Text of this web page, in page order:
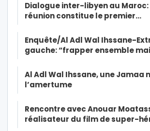
Dialogue inter-libyen au Maroc:
réunion constitue le premier…
Enquête/Al Adl Wal Ihssane-
gauche: “frapper ensemble
Al Adl Wal Ihssane, une Jamaa
l’amertume
Rencontre avec Anouar
réalisateur du film de super-